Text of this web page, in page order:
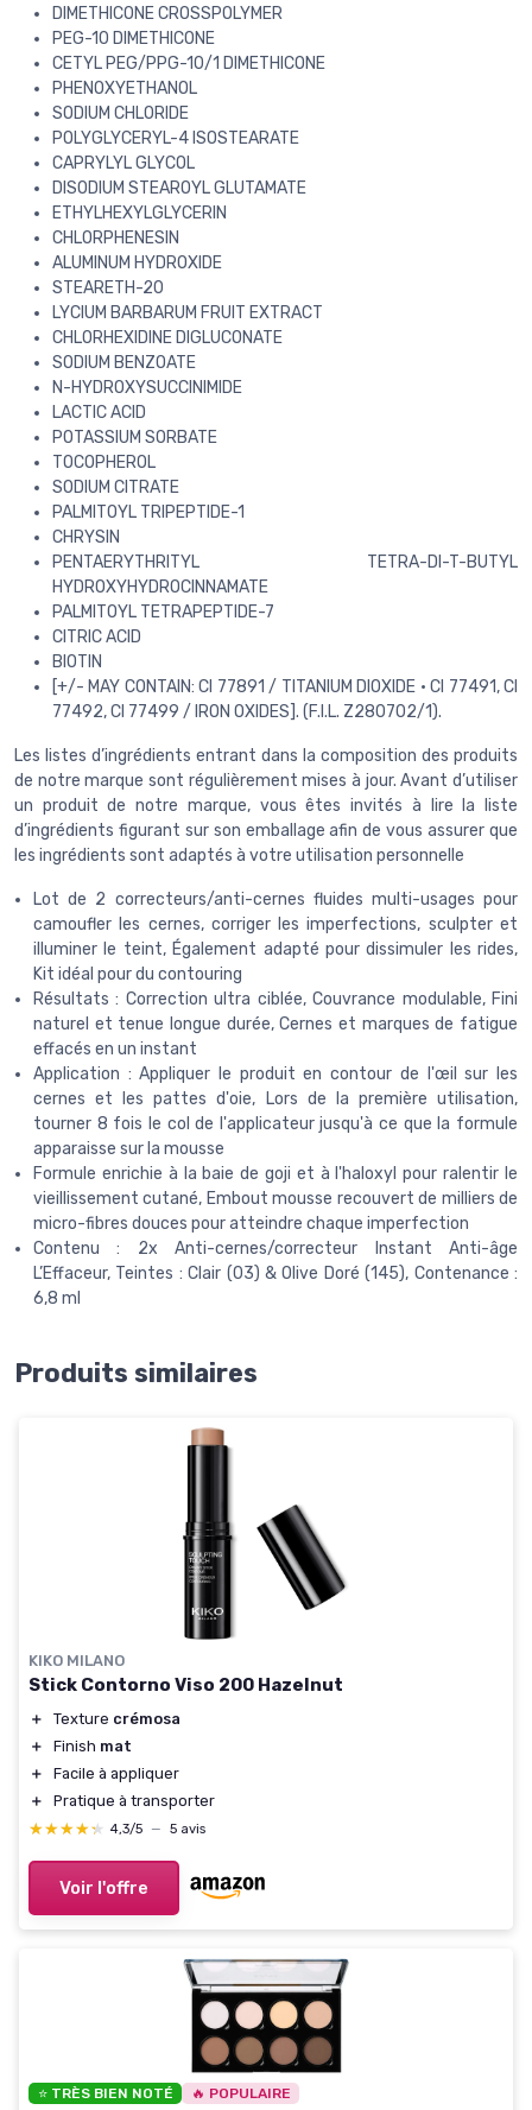
DIMETHICONE CROSSPOLYMER
PEG-10 DIMETHICONE
CETYL PEG/PPG-10/1 DIMETHICONE
PHENOXYETHANOL
SODIUM CHLORIDE
POLYGLYCERYL-4 ISOSTEARATE
CAPRYLYL GLYCOL
DISODIUM STEAROYL GLUTAMATE
ETHYLHEXYLGLYCERIN
CHLORPHENESIN
ALUMINUM HYDROXIDE
STEARETH-20
LYCIUM BARBARUM FRUIT EXTRACT
CHLORHEXIDINE DIGLUCONATE
SODIUM BENZOATE
N-HYDROXYSUCCINIMIDE
LACTIC ACID
POTASSIUM SORBATE
TOCOPHEROL
SODIUM CITRATE
PALMITOYL TRIPEPTIDE-1
CHRYSIN
PENTAERYTHRITYL TETRA-DI-T-BUTYL
HYDROXYHYDROCINNAMATE
PALMITOYL TETRAPEPTIDE-7
CITRIC ACID
BIOTIN
[+/- MAY CONTAIN: CI 77891 / TITANIUM DIOXIDE • CI 77491, CI
77492, CI 77499 / IRON OXIDES]. (F.I.L. Z280702/1).
Les listes d’ingrédients entrant dans la composition des produits
de notre marque sont régulièrement mises à jour. Avant d’utiliser
un produit de notre marque, vous êtes invités à lire la liste
d’ingrédients figurant sur son emballage afin de vous assurer que
les ingrédients sont adaptés à votre utilisation personnelle
Lot de 2 correcteurs/anti-cernes fluides multi-usages pour
camoufler les cernes, corriger les imperfections, sculpter et
illuminer le teint, Également adapté pour dissimuler les rides,
Kit idéal pour du contouring
Résultats : Correction ultra ciblée, Couvrance modulable, Fini
naturel et tenue longue durée, Cernes et marques de fatigue
effacés en un instant
Application : Appliquer le produit en contour de l'œil sur les
cernes et les pattes d'oie, Lors de la première utilisation,
tourner 8 fois le col de l'applicateur jusqu'à ce que la formule
apparaisse sur la mousse
Formule enrichie à la baie de goji et à l'haloxyl pour ralentir le
vieillissement cutané, Embout mousse recouvert de milliers de
micro-fibres douces pour atteindre chaque imperfection
Contenu : 2x Anti-cernes/correcteur Instant Anti-âge
L’Effaceur, Teintes : Clair (03) & Olive Doré (145), Contenance :
6,8 ml
Produits similaires
KIKO MILANO
Stick Contorno Viso 200 Hazelnut
＋ Texture crémosa
＋
Finish mat
＋
Facile à appliquer
＋
Pratique à transporter
★★★★★
★★★★★ 4,3/5 — 5 avis
Voir l'offre
⭐ TRÈS BIEN NOTÉ 🔥 POPULAIRE